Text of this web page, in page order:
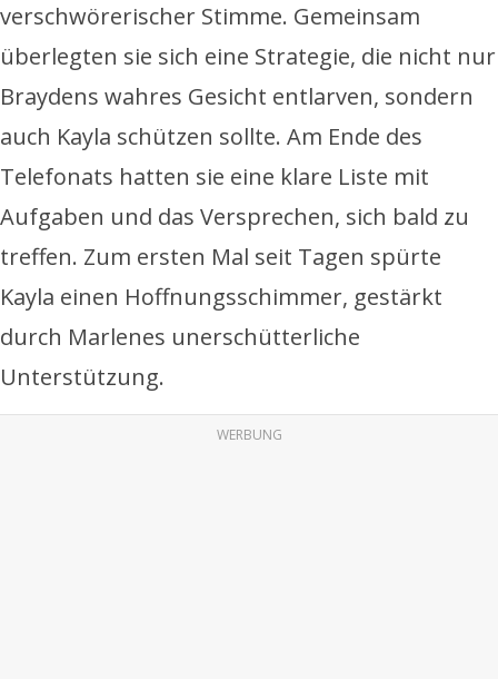
verschwörerischer Stimme. Gemeinsam
überlegten sie sich eine Strategie, die nicht nur
Braydens wahres Gesicht entlarven, sondern
auch Kayla schützen sollte. Am Ende des
Telefonats hatten sie eine klare Liste mit
Aufgaben und das Versprechen, sich bald zu
treffen. Zum ersten Mal seit Tagen spürte
Kayla einen Hoffnungsschimmer, gestärkt
durch Marlenes unerschütterliche
Unterstützung.
WERBUNG